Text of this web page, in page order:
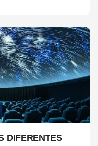
promocional do filme.
DIFERENTES